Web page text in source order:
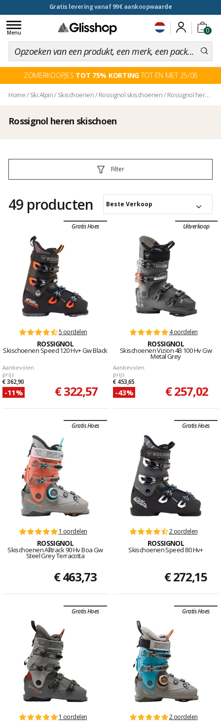
voor een 100 dagen inruiling
0
Toggle
navigation
Menu
ZOMERKOOPJES TOT 75% KORTINGTOT EN MET 25/08
Home/ Ski Alpin/Skischoenen/Rossignol skischoenen/Rossignol heren skischoen
Rossignol heren skischoen
Filter
49 producten Beste Verkoop
Gratis Hoes
5 oordelen
ROSSIGNOL
Skischoenen Speed 120 Hv+ Gw Black
Aanbevolen
prijs
€ 362,90
-11% € 322,57
Uitverkoop
4 oordelen
ROSSIGNOL
Skischoenen Vizion 4B 100 Hv Gw
Metal Grey
Aanbevolen
prijs
€ 453,65
-43% € 257,02
Gratis Hoes
1 oordelen
ROSSIGNOL
Skischoenen Alltrack 90 Hv Boa Gw
Steel Grey Terracotta
€ 463,73
Gratis Hoes
2 oordelen
ROSSIGNOL
Skischoenen Speed 80 Hv+
€ 272,15
Gratis Hoes
1 oordelen
Gratis Hoes
2 oordelen